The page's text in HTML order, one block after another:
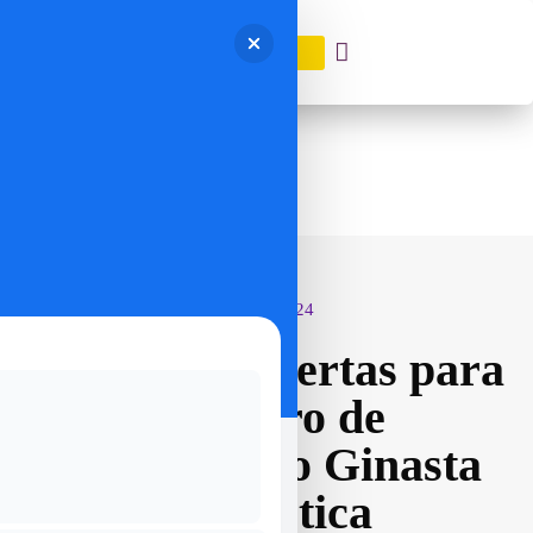
DOAÇÃO
abril 8, 2024
Inscrições abertas para
o Centro de
Treinamento Ginasta
Fantástica